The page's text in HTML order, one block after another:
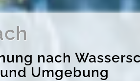
nach
Umgebung